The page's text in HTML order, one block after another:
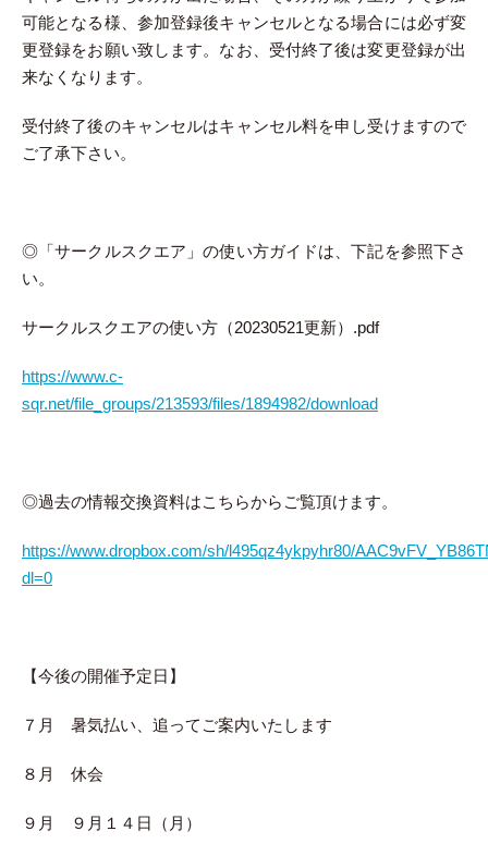
可能となる様、参加登録後キャンセルとなる場合には必ず変
更登録をお願い致します。なお、受付終了後は変更登録が出
来なくなります。
受付終了後のキャンセルはキャンセル料を申し受けますので
ご了承下さい。
◎「サークルスクエア」の使い方ガイドは、下記を参照下さ
い。
サークルスクエアの使い方（20230521更新）.pdf
https://www.c-
sqr.net/file_groups/213593/files/1894982/download
◎過去の情報交換資料はこちらからご覧頂けます。
https://www.dropbox.com/sh/l495qz4ykpyhr80/
dl=0
【今後の開催予定日】
７月 暑気払い、追ってご案内いたします
８月 休会
９月 ９月１４日（月）